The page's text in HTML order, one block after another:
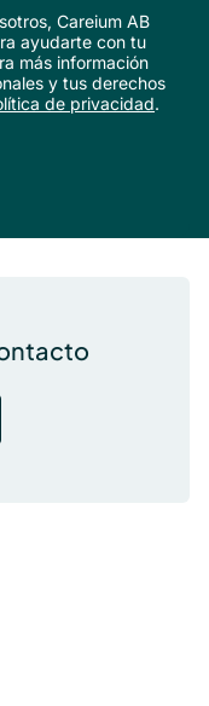
Careium AB
ayudarte con tu
más información
y tus derechos
de privacidad.